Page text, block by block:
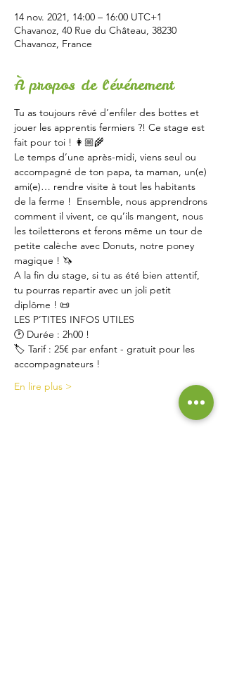
14 nov. 2021, 14:00 – 16:00 UTC+1
Chavanoz, 40 Rue du Château, 38230
Chavanoz, France
À propos de l'événement
Tu as toujours rêvé d’enfiler des bottes et
jouer les apprentis fermiers ?! Ce stage est
fait pour toi ! 👩🏼‍🌾
Le temps d’une après-midi, viens seul ou
accompagné de ton papa, ta maman, un(e)
ami(e)… rendre visite à tout les habitants
de la ferme !  Ensemble, nous apprendrons
comment il vivent, ce qu’ils mangent, nous
les toiletterons et ferons même un tour de
petite calèche avec Donuts, notre poney
magique ! 🦄
A la fin du stage, si tu as été bien attentif,
tu pourras repartir avec un joli petit
diplôme ! 📜
LES P’TITES INFOS UTILES
🕑 Durée : 2h00 !
🏷 Tarif : 25€ par enfant - gratuit pour les
accompagnateurs !
En lire plus >